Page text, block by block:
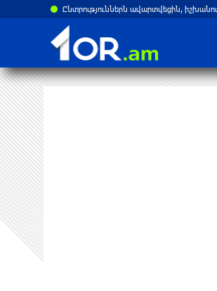
Ընտրություններն ավարտվեցին,